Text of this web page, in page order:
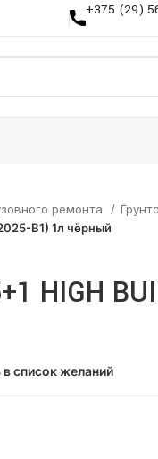
+375 (29)
ремонта
B1) 1л чёрный
HIGH
список желаний